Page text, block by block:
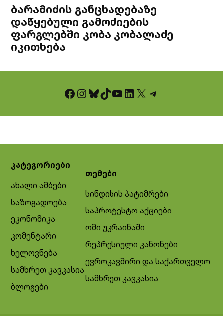
ბარამიძის განცხადებაზე
დაწყებული გამოძიების
ფარგლებში კობა კობალაძე
იკითხება
Facebook InstagramBluesky TikTok YouTube LinkedIn X Telegram
კატეგორიები
ახალი ამბები
საზოგადოება
ეკონომიკა
კომენტარი
ხელოვნება
სამხრეთ კავკასია
ბლოგები
თემები
სინდისის პატიმრები
საპროტესტო აქციები
ომი უკრაინაში
რეპრესიული კანონები
ევროკავშირი და საქართველო
სამხრეთ კავკასია